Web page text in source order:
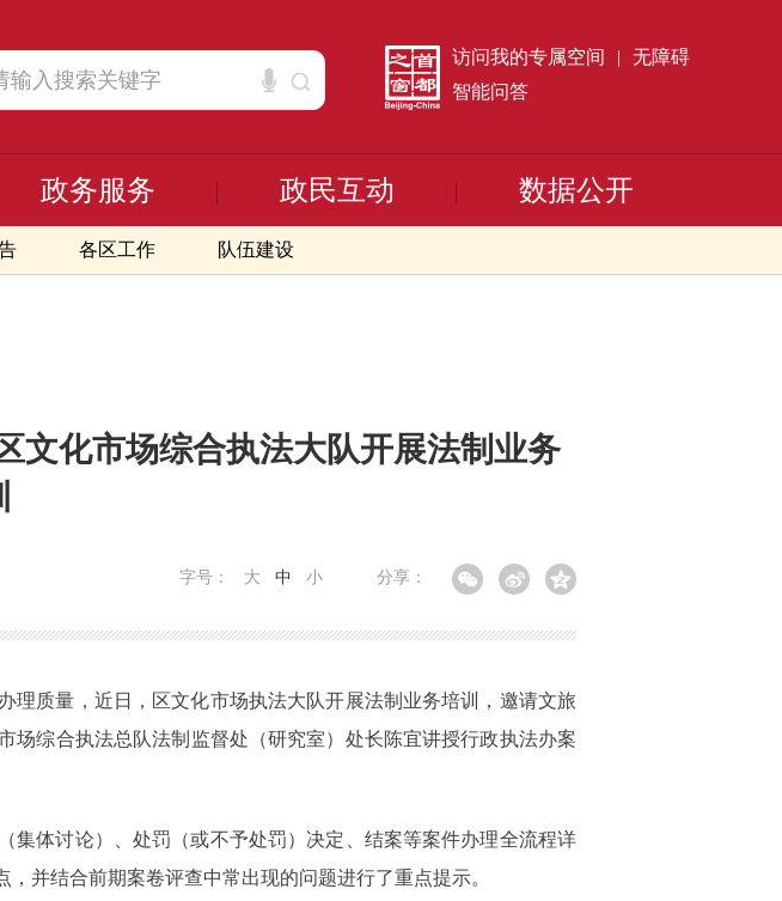
访问我的专属空间 |
无障碍
智能问答
各区工作 队伍建设
政务服务 政民互动 数据公开
化市场综合执法大队开展法制业务
分享：
字号： 大 中 小
理质量，近日，区文化市场执法大队开展法制业务培训，邀请文旅
综合执法总队法制监督处（研究室）处长陈宜讲授行政执法办案
集体讨论）、处罚（或不予处罚）决定、结案等案件办理全流程详
并结合前期案卷评查中常出现的问题进行了重点提示。